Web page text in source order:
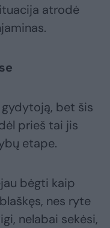
atrodė
bet šis
prieš tai jis
etape.
bėgti kaip
nes ryte
nelabai sekėsi,